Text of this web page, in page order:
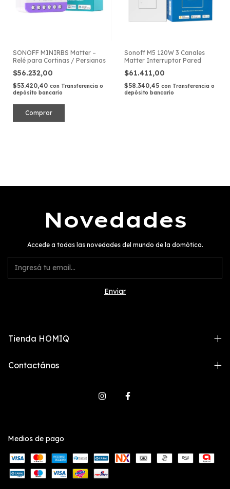
SONOFF MINIRBS Matter –
Relé para Cortinas / Persianas
$56.232,00
$53.420,40 con Transferencia o
depósito bancario
Sonoff M5 120W 3 Canales
Matter Interruptor Pared
$61.411,00
$58.340,45 con Transferencia o
depósito bancario
Novedades
Accede a todas las novedades del mundo de la domótica.
Tienda HOMIQ
Contactános
Medios de pago